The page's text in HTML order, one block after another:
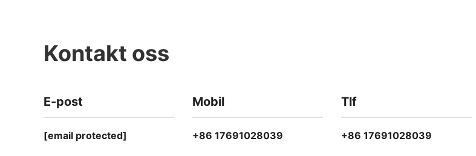
Kontakt oss
E-post
[email protected]
Mobil
+86 17691028039
Tlf
+86 17691028039